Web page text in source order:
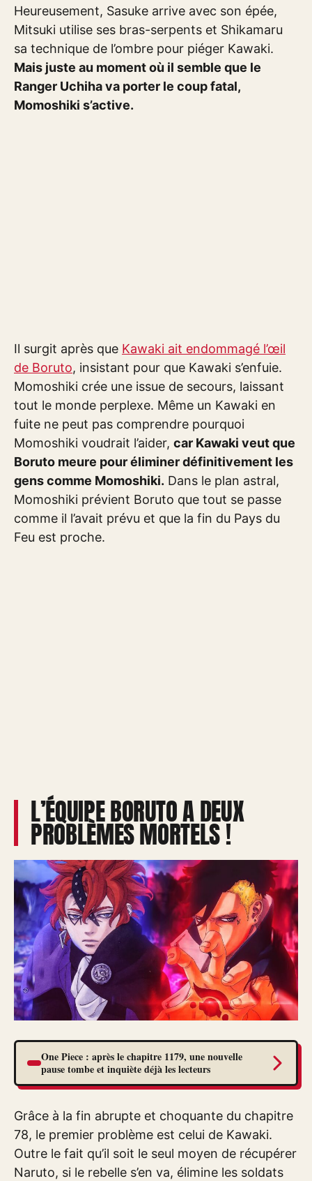
Heureusement, Sasuke arrive avec son épée,
Mitsuki utilise ses bras-serpents et Shikamaru
sa technique de l’ombre pour piéger Kawaki.
Mais juste au moment où il semble que le
Ranger Uchiha va porter le coup fatal,
Momoshiki s’active.
Il surgit après que Kawaki ait endommagé l’œil
de Boruto, insistant pour que Kawaki s’enfuie.
Momoshiki crée une issue de secours, laissant
tout le monde perplexe. Même un Kawaki en
fuite ne peut pas comprendre pourquoi
Momoshiki voudrait l’aider, car Kawaki veut que
Boruto meure pour éliminer définitivement les
gens comme Momoshiki. Dans le plan astral,
Momoshiki prévient Boruto que tout se passe
comme il l’avait prévu et que la fin du Pays du
Feu est proche.
L’ÉQUIPE BORUTO A DEUX
PROBLÈMES MORTELS !
One Piece : après le chapitre 1179, une nouvelle
pause tombe et inquiète déjà les lecteurs
Grâce à la fin abrupte et choquante du chapitre
78, le premier problème est celui de Kawaki.
Outre le fait qu’il soit le seul moyen de récupérer
Naruto, si le rebelle s’en va, élimine les soldats